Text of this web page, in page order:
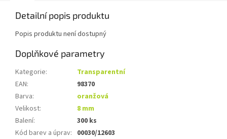
Detailní popis produktu
Popis produktu není dostupný
Doplňkové parametry
Kategorie:
Transparentní
EAN:
98370
Barva:
oranžová
Velikost:
8 mm
Balení:
300 ks
Kód barev a úprav: 00030/12603